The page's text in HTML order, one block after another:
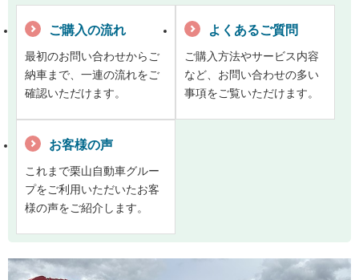
ご購入の流れ
最初のお問い合わせからご
納車まで、一連の流れをご
確認いただけます。
よくあるご質問
ご購入方法やサービス内容
など、お問い合わせの多い
事項をご覧いただけます。
お客様の声
これまで栗山自動車グルー
プをご利用いただいたお客
様の声をご紹介します。